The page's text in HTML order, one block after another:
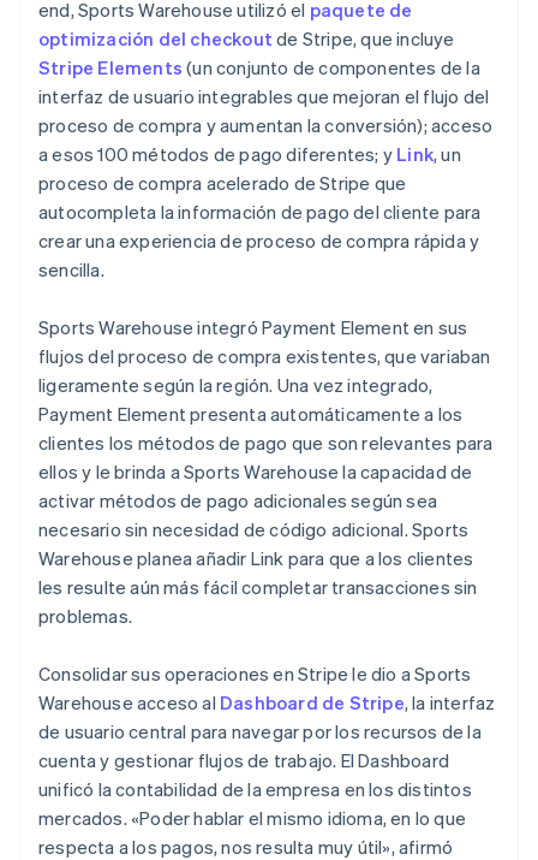
end, Sports Warehouse utilizó el paquete de
optimización del checkout de Stripe, que incluye
Stripe Elements (un conjunto de componentes de la
interfaz de usuario integrables que mejoran el flujo del
proceso de compra y aumentan la conversión); acceso
a esos 100 métodos de pago diferentes; y Link, un
proceso de compra acelerado de Stripe que
autocompleta la información de pago del cliente para
crear una experiencia de proceso de compra rápida y
sencilla.
Sports Warehouse integró Payment Element en sus
flujos del proceso de compra existentes, que variaban
ligeramente según la región. Una vez integrado,
Payment Element presenta automáticamente a los
clientes los métodos de pago que son relevantes para
ellos y le brinda a Sports Warehouse la capacidad de
activar métodos de pago adicionales según sea
necesario sin necesidad de código adicional. Sports
Warehouse planea añadir Link para que a los clientes
les resulte aún más fácil completar transacciones sin
problemas.
Consolidar sus operaciones en Stripe le dio a Sports
Warehouse acceso al Dashboard de Stripe, la interfaz
de usuario central para navegar por los recursos de la
cuenta y gestionar flujos de trabajo. El Dashboard
unificó la contabilidad de la empresa en los distintos
mercados. «Poder hablar el mismo idioma, en lo que
respecta a los pagos, nos resulta muy útil», afirmó